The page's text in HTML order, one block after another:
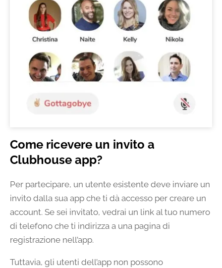
Come ricevere un invito a
Clubhouse app?
Per partecipare, un utente esistente deve inviare un
invito dalla sua app che ti dà accesso per creare un
account. Se sei invitato, vedrai un link al tuo numero
di telefono che ti indirizza a una pagina di
registrazione nell’app.
Tuttavia, gli utenti dell’app non possono